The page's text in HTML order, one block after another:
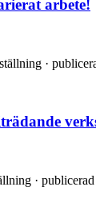
arbete!
·
·